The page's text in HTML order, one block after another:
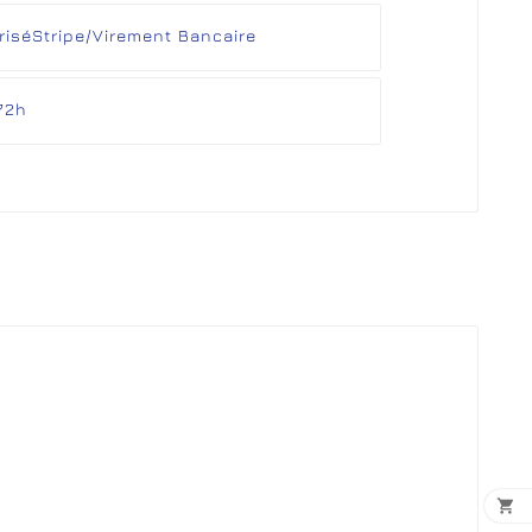
Stripe/Virement Bancaire
